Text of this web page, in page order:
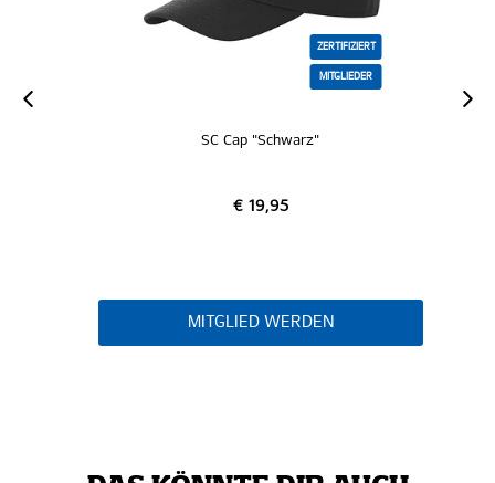
ZERTIFIZIERT
MITGLIEDER
SC Cap "Schwarz"
€ 19,95
MITGLIED WERDEN